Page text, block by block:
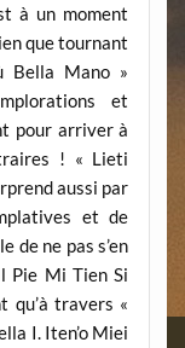
à un moment
que tournant
Bella Mano »
et
pour arriver à
! « Lieti
aussi par
et de
de ne pas s’en
Pie Mi Tien Si
qu’à travers «
I. Iten’o Miei